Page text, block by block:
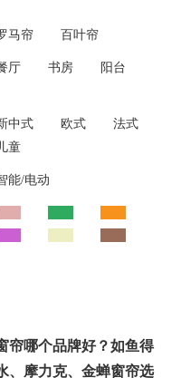
马帘 百叶帘
厅 书房
阳台
中式 欧式
法式
童
能/电动
帘哪个品牌好？如鱼得
、摩力克、金蝉窗帘选